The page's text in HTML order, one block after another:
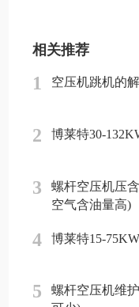
相关推荐
1 空压机跳机的
2 博莱特30-
3
螺杆空压机压
空气含油量高)
4 博莱特15-
5
螺杆空压机维